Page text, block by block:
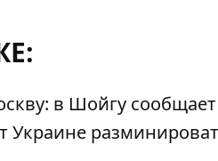
в Шойгу
Украине